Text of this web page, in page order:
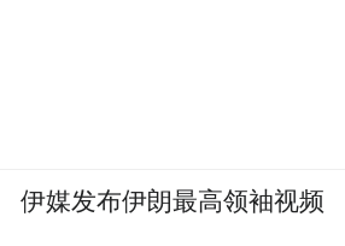
伊媒发布伊朗最高领袖视频